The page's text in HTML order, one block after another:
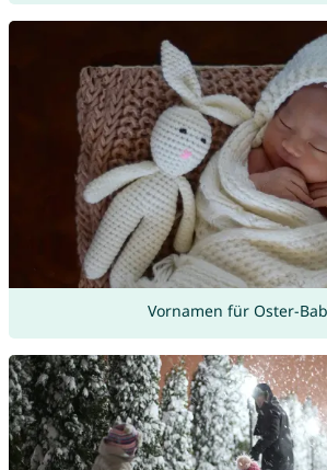
Vornamen für Oster-